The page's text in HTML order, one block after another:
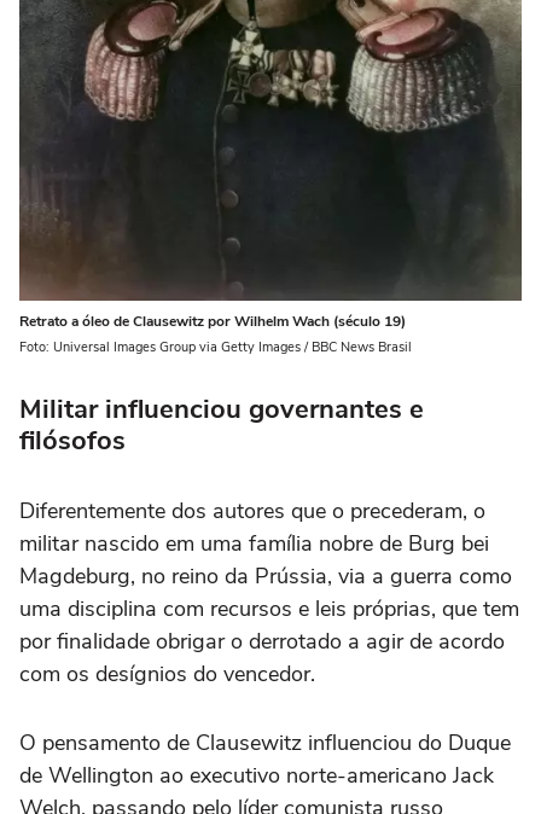
Retrato a óleo de Clausewitz por Wilhelm Wach (século 19)
Foto: Universal Images Group via Getty Images / BBC News Brasil
Militar influenciou governantes e
filósofos
Diferentemente dos autores que o precederam, o
militar nascido em uma família nobre de Burg bei
Magdeburg, no reino da Prússia, via a guerra como
uma disciplina com recursos e leis próprias, que tem
por finalidade obrigar o derrotado a agir de acordo
com os desígnios do vencedor.
O pensamento de Clausewitz influenciou do Duque
de Wellington ao executivo norte-americano Jack
Welch, passando pelo líder comunista russo